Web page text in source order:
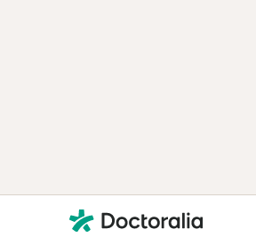
Contacto
Doctoralia - Página de inicio